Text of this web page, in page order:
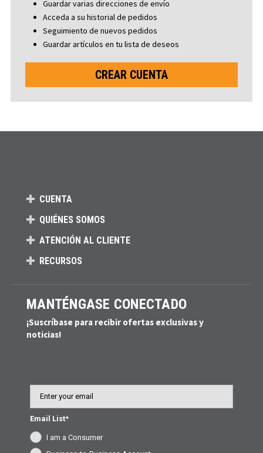
Guardar varias direcciones de envío
Acceda a su historial de pedidos
Seguimiento de nuevos pedidos
Guardar artículos en tu lista de deseos
CREAR CUENTA
CUENTA
QUIÉNES SOMOS
ATENCIÓN AL CLIENTE
RECURSOS
MANTÉNGASE CONECTADO
¡Suscríbase para recibir ofertas exclusivas y
noticias!
Email List*
I am a Consumer